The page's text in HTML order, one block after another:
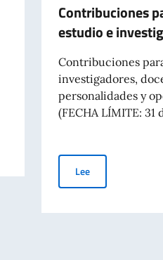
Contribuciones
estudio e
Contribuciones
investigadores,
personalidades y
(FECHA LÍMITE: 31
LeeContribuciones